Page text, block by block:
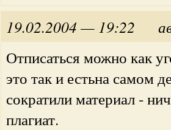
19.02.2004 — 19:22
Отписаться можно как
это так и естьна самом
сократили материал -
плагиат.